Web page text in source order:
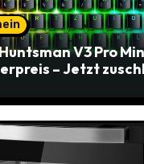
V3 Pro
– Jetzt